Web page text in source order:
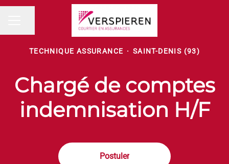
Partager la page
TECHNIQUE ASSURANCE · SAINT-DENIS (93)
Chargé de comptes
indemnisation H/F
Postuler